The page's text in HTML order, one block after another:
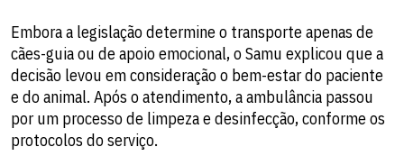
Embora a legislação determine o transporte apenas de
cães-guia ou de apoio emocional, o Samu explicou que a
decisão levou em consideração o bem-estar do paciente
e do animal. Após o atendimento, a ambulância passou
por um processo de limpeza e desinfecção, conforme os
protocolos do serviço.